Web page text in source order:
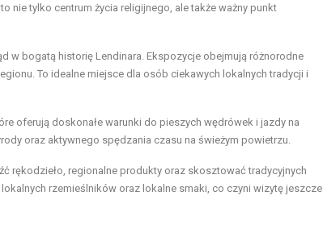
nie tylko centrum życia religijnego, ale także ważny punkt
w bogatą historię Lendinara. Ekspozycje obejmują różnorodne
To idealne miejsce dla osób ciekawych lokalnych tradycji i
oferują doskonałe warunki do pieszych wędrówek i jazdy na
oraz aktywnego spędzania czasu na świeżym powietrzu.
rękodzieło, regionalne produkty oraz skosztować tradycyjnych
rzemieślników oraz lokalne smaki, co czyni wizytę jeszcze